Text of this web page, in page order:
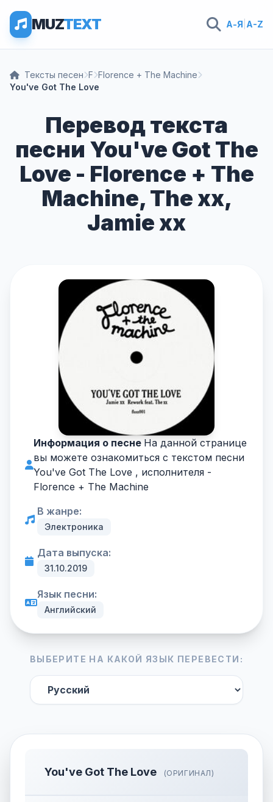
MUZTEXT А-Я A-Z
Тексты песен F Florence + The Machine
You've Got The Love
Перевод текста
песни You've Got The
Love - Florence + The
Machine, The xx,
Jamie xx
Информация о песне На данной странице
вы можете ознакомиться с текстом песни
You've Got The Love , исполнителя -
Florence + The Machine
В жанре:
Электроника
Дата выпуска:
31.10.2019
Язык песни:
Английский
ВЫБЕРИТЕ НА КАКОЙ ЯЗЫК ПЕРЕВЕСТИ:
You've Got The Love (ОРИГИНАЛ)